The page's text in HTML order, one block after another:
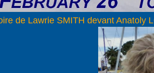
de Lawrie SMITH devant Anatoly